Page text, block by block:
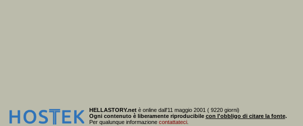
HELLASTORY.netè online dall'11 maggio 2001 ( 9220 giorni)
Ogni contenuto è liberamente riproducibile con l'obbligo di citare la fonte.
Per qualunque informazione contattateci.